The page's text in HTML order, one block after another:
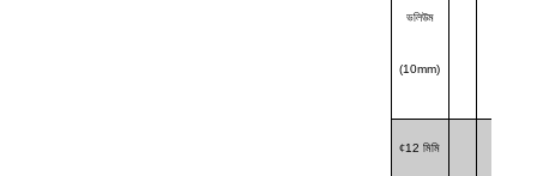
ভলিউম
(10mm)
¢12 মিমি